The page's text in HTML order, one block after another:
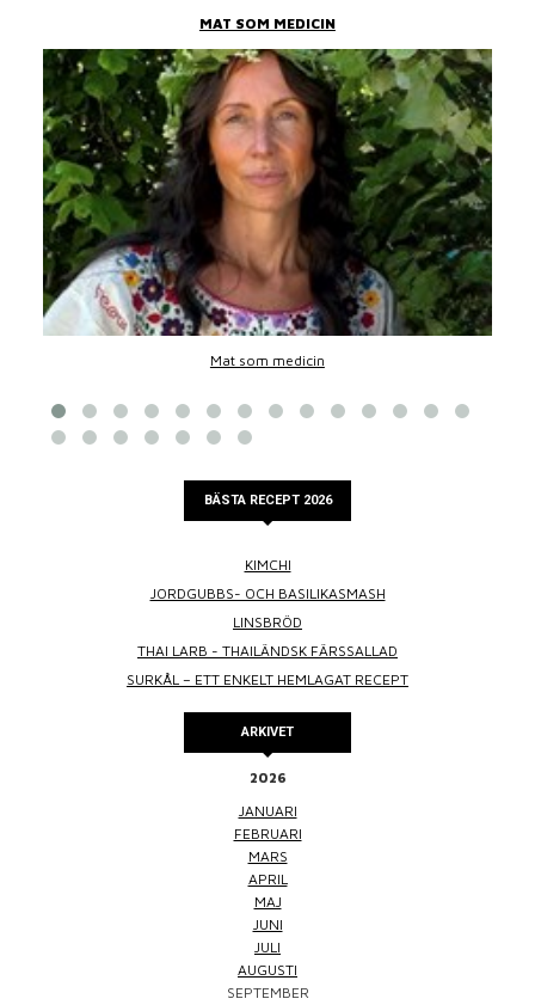
MAT SOM MEDICIN
Mat som medicin
BÄSTA RECEPT 2026
KIMCHI
JORDGUBBS- OCH BASILIKASMASH
LINSBRÖD
THAI LARB - THAILÄNDSK FÄRSSALLAD
SURKÅL – ETT ENKELT HEMLAGAT RECEPT
ARKIVET
2026
JANUARI
FEBRUARI
MARS
APRIL
MAJ
JUNI
JULI
AUGUSTI
SEPTEMBER